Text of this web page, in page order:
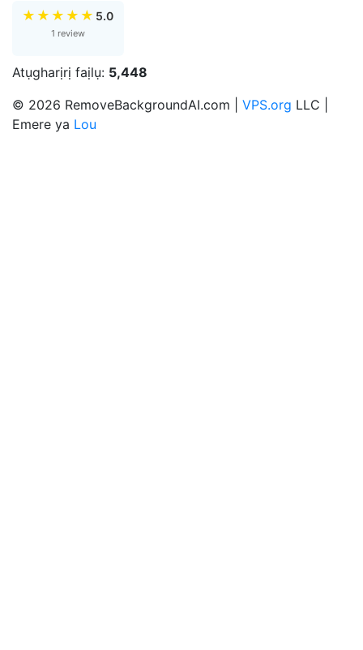
★ ★ ★ ★ ★ 5.0
1 review
Atụgharịrị faịlụ: 5,448
© 2026 RemoveBackgroundAI.com | VPS.org LLC |
Emere ya Lou